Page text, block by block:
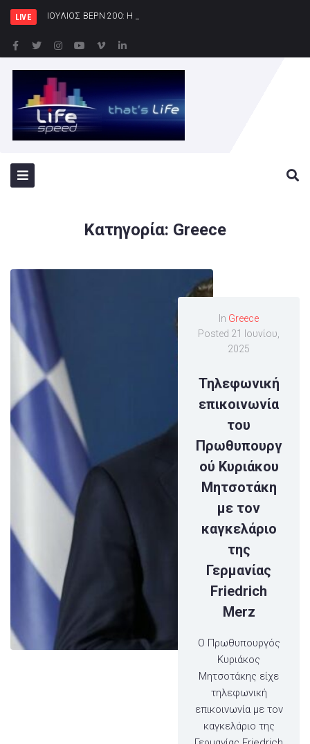
LIVE ΙΟΥΛΙΟΣ ΒΕΡΝ 200: Η Συναρπαστική Εμπειρία – Κέ
Κατηγορία: Greece
In Greece
Posted 21 Ιουνίου,
2025
Τηλεφωνική
επικοινωνία
του
Πρωθυπουργ
ού Κυριάκου
Μητσοτάκη
με τον
καγκελάριο
της
Γερμανίας
Friedrich
Merz
Ο Πρωθυπουργός
Κυριάκος
Μητσοτάκης είχε
τηλεφωνική
επικοινωνία με τον
καγκελάριο της